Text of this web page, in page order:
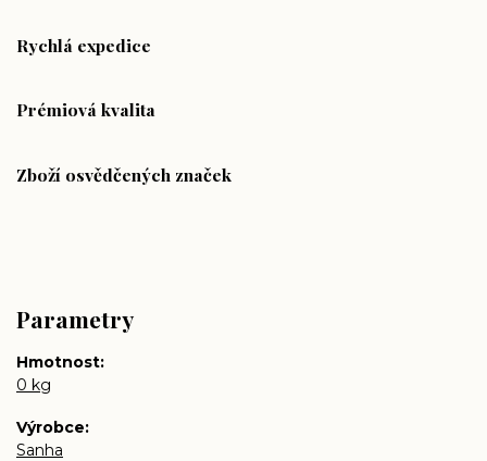
Rychlá expedice
Prémiová kvalita
Zboží osvědčených značek
Parametry
Hmotnost
0 kg
Výrobce
Sanha